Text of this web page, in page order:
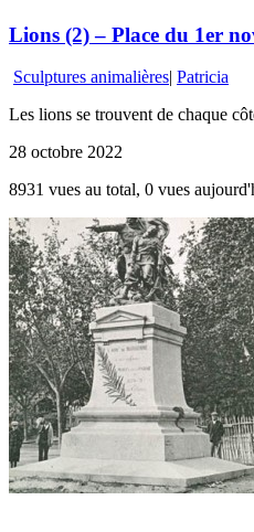
Lions (2) – Place du 1er
Sculptures animalières| Patricia
Les lions se trouvent de chaque
28 octobre 2022
8931 vues au total, 0 vues